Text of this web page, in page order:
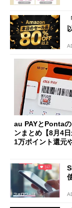
au PAYとPonta
ンまとめ【8月4
1万ポイント還元